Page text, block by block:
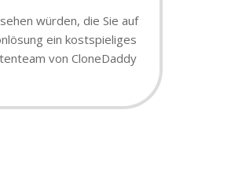
würden, die Sie auf
ein kostspieliges
von CloneDaddy